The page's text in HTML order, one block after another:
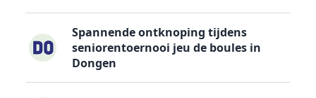
Spannende ontknoping tijdens
seniorentoernooi jeu de boules in
Dongen